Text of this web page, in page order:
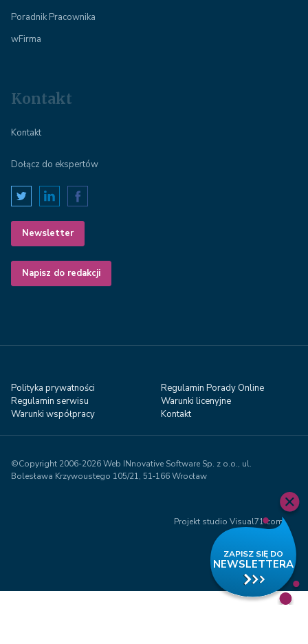
Poradnik Pracownika
wFirma
Kontakt
Kontakt
Dołącz do ekspertów
Newsletter
Napisz do redakcji
Polityka prywatności
Regulamin Porady Online
Regulamin serwisu
Warunki licenyjne
Warunki współpracy
Kontakt
©Copyright 2006-2026 Web INnovative Software Sp. z o.o., ul.
Bolesława Krzywoustego 105/21, 51‑166 Wrocław
Projekt studio Visual71.com